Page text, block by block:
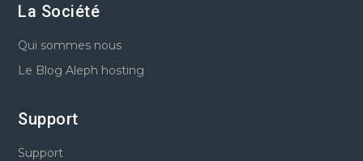
La Société
Qui sommes nous
Le Blog Aleph hosting
Support
Support